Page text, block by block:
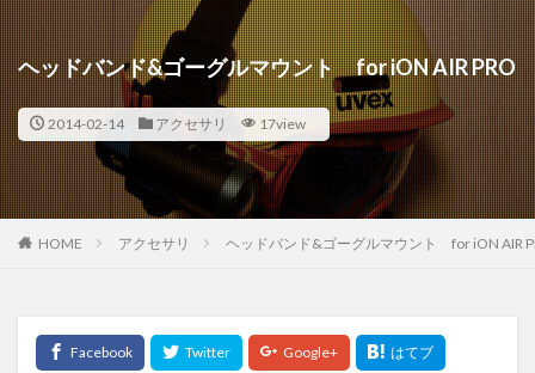
ヘッドバンド&ゴーグルマウント for iON AIR PRO
2014-02-14 アクセサリ 17view
HOME アクセサリ ヘッドバンド&ゴーグルマウント for iON AIR